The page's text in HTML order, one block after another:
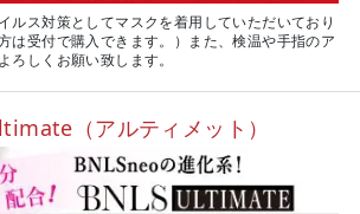
ルス対策としてマスクを着用していただいており
は受付で購入できます。）また、検温や手指のア
ろしくお願い致します。
（アルティメット）